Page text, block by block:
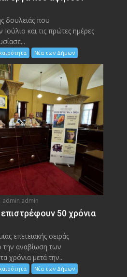
δουλειάς που
και τις πρώτες ημέρες
Νέα των Δήμων
admin admin
50 χρόνια
επετειακής σειράς
αναβίωση των
χρόνια μετά την...
Νέα των Δήμων